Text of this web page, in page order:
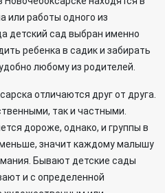
или работы одного из
детский сад выбран именно
ребенка в садик и забирать
любому из родителей.
отличаются друг от друга.
так и частными.
дороже, однако, и группы в
значит каждому малышу
Бывают детские сады
и с определенной